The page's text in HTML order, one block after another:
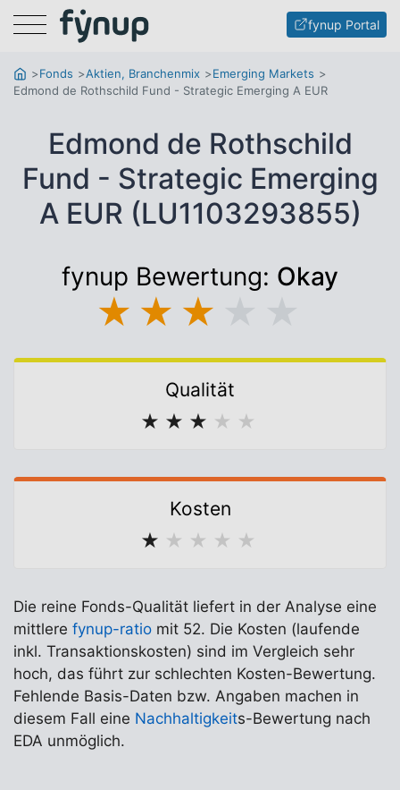
Menu fynup Portal
Fonds Aktien, Branchenmix
Emerging Markets
Edmond de Rothschild Fund - Strategic Emerging A EUR
Edmond de Rothschild
Fund - Strategic Emerging
A EUR (LU1103293855)
fynup Bewertung: Okay
★ ★ ★
Qualität
★ ★ ★ ★ ★
Kosten
★ ★ ★ ★ ★
Die reine Fonds-Qualität liefert in der Analyse eine
mittlere fynup-ratio mit 52. Die Kosten (laufende
inkl. Transaktionskosten) sind im Vergleich sehr
hoch, das führt zur schlechten Kosten-Bewertung.
Fehlende Basis-Daten bzw. Angaben machen in
diesem Fall eine Nachhaltigkeits-Bewertung nach
EDA unmöglich.